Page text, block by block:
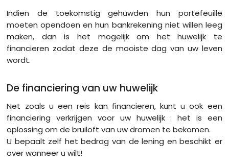
Indien de toekomstig gehuwden hun portefeuille
moeten opendoen en hun bankrekening niet willen leeg
maken, dan is het mogelijk om het huwelijk te
financieren zodat deze de mooiste dag van uw leven
wordt.
De financiering van uw huwelijk
Net zoals u een reis kan financieren, kunt u ook een
financiering verkrijgen voor uw huwelijk : het is een
oplossing om de bruiloft van uw dromen te bekomen.
U bepaalt zelf het bedrag van de lening en beschikt er
over wanneer u wilt!